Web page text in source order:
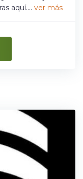
aquí.... ver más